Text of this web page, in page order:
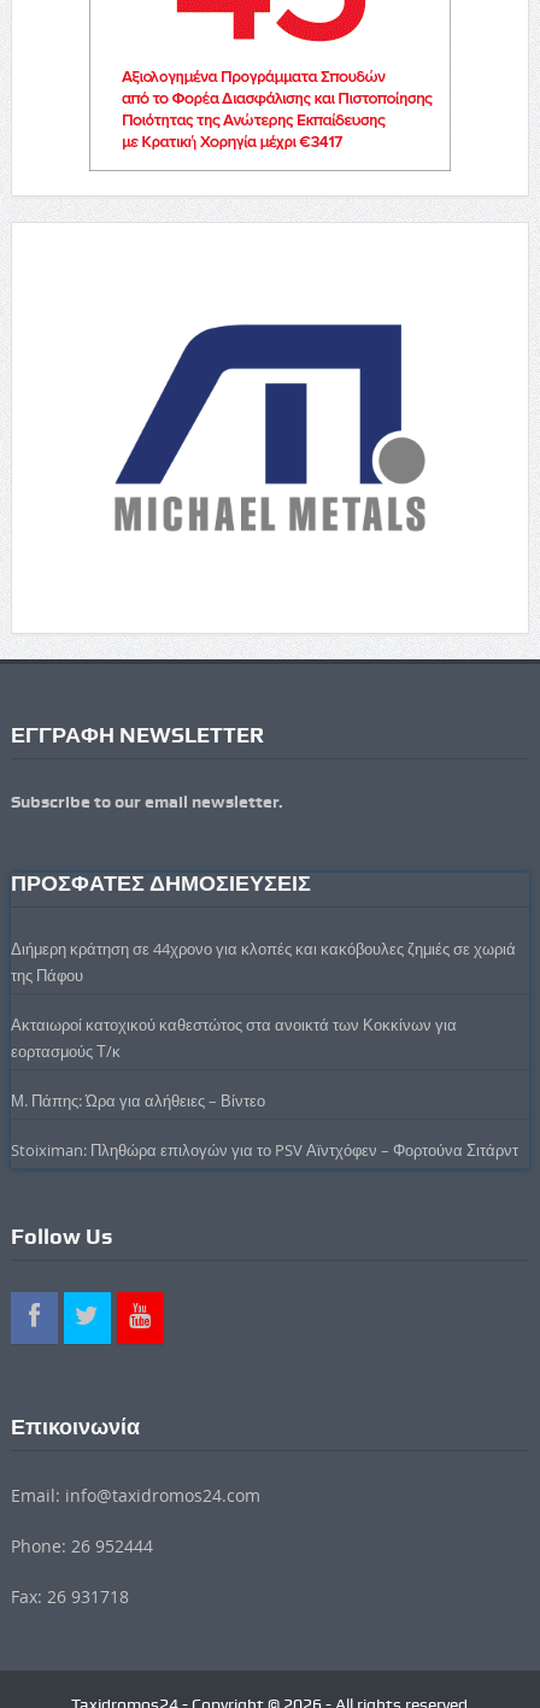
ΕΓΓΡΑΦΗ NEWSLETTER
Subscribe to our email newsletter.
ΠΡΟΣΦΑΤΕΣ ΔΗΜΟΣΙΕΥΣΕΙΣ
Διήμερη κράτηση σε 44χρονο για κλοπές και κακόβουλες ζημιές σε χωριά
της Πάφου
Ακταιωροί κατοχικού καθεστώτος στα ανοικτά των Κοκκίνων για
εορτασμούς Τ/κ
Μ. Πάπης: Ώρα για αλήθειες – Βίντεο
Stoiximan: Πληθώρα επιλογών για το PSV Αϊντχόφεν – Φορτούνα Σιτάρντ
Follow Us
Επικοινωνία
Email: info@taxidromos24.com
Phone: 26 952444
Fax: 26 931718